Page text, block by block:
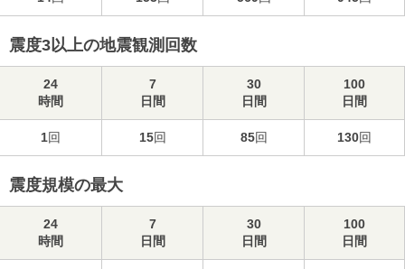
震度3以上の地震観測回数
24
時間
7
日間
30
日間
100
日間
1回 15回 85回 130回
震度規模の最大
24
時間
7
日間
30
日間
100
日間